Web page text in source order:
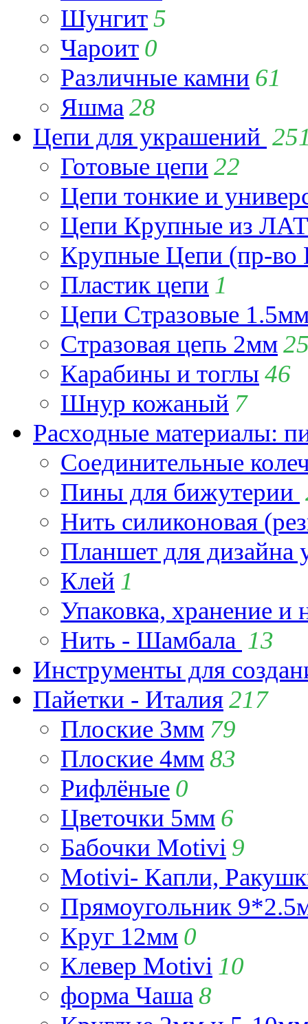
Шунгит5
Чароит 0
Различные камни 61
Яшма 28
Цепи для украшений
Готовые цепи 22
Цепи тонкие и
Цепи Крупные из
Крупные Цепи (пр-во
Пластик цепи 1
Цепи Стразовые
Стразовая цепь 2мм
Карабины и тоглы 46
Шнур кожаный 7
Расходные материалы:
Соединительные
Пины для бижутерии
Нить силиконовая
Планшет для
Клей 1
Упаковка, хранение и
Нить - Шамбала 13
Инструменты для
Пайетки - Италия217
Плоские 3мм 79
Плоские 4мм83
Рифлёные 0
Цветочки 5мм 6
Бабочки Motivi 9
Motivi- Капли,
Прямоугольник
Круг 12мм 0
Клевер Motivi 10
форма Чаша 8